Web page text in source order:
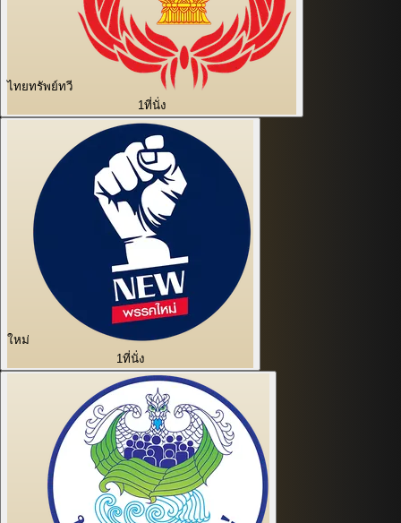
ไทยทรัพย์ทวี
1ที่นั่ง
ใหม่
1ที่นั่ง